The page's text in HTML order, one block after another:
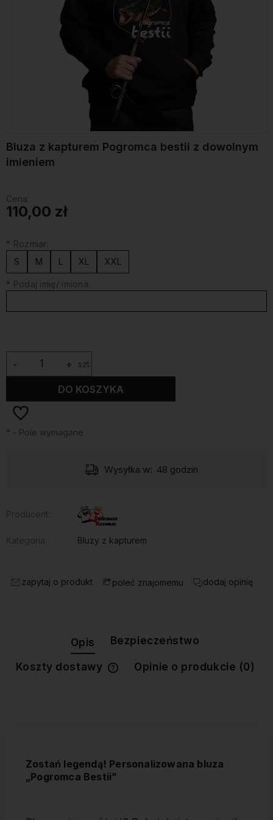
Bluza z kapturem Pogromca bestii z dowolnym
imieniem
Cena:
110,00 zł
* Rozmiar:
S
M L XL XXL
* Podaj imię/ imiona:
+
- szt.
DO KOSZYKA
* - Pole wymagane
Wysyłka w: 48 godzin
Bluzy z kapturem
zapytaj o produkt poleć znajomemu dodaj opinię
Opis Bezpieczeństwo
Koszty dostawy
Cena nie zawiera ewentualnych
Opinie o produkcie (0)
Zostań legendą! Personalizowana bluza
„Pogromca Bestii”